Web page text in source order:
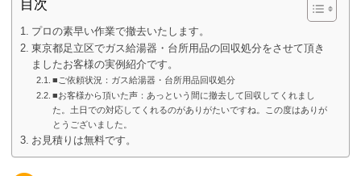
目次
プロの素早い作業で撤去いたします。
東京都足立区でガス給湯器・台所用品の回収処分をさせて頂き
ましたお客様の実例紹介です。
■ご依頼状況：ガス給湯器・台所用品回収処分
■お客様から頂いた声：あっという間に撤去して回収してくれまし
た。土日での対応してくれるのがありがたいですね。この度はありが
とうございました。
お見積りは無料です。